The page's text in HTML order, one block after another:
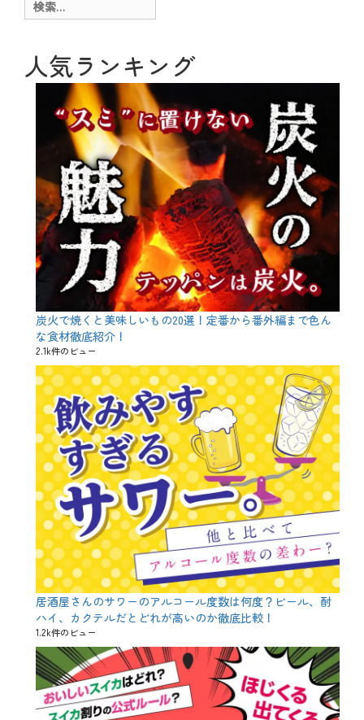
ー
ョ
ン
索:
人気ランキング
炭火で焼くと美味しいもの20選！定番から番外編まで色ん
な食材徹底紹介！
2.1k件のビュー
居酒屋さんのサワーのアルコール度数は何度？ビール、酎
ハイ、カクテルだとどれが高いのか徹底比較！
1.2k件のビュー